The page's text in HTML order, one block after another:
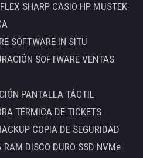
SHARP CASIO HP MUSTEK
SOFTWARE IN SITU
SOFTWARE VENTAS
PANTALLA TÁCTIL
TÉRMICA DE TICKETS
COPIA DE SEGURIDAD
DISCO DURO SSD NVMe